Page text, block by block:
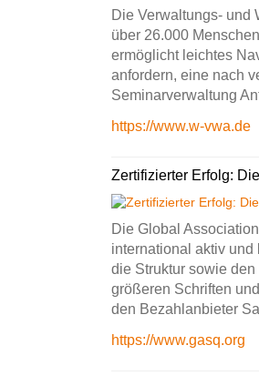
Die Verwaltungs- und
über 26.000
ermöglicht leichtes
anfordern, eine nach
Seminarverwaltung
https://www.w-vwa.de
Zertifizierter Erfolg:
Die Global
international aktiv und
die Struktur sowie
größeren Schriften
den Bezahlanbieter
https://www.gasq.org